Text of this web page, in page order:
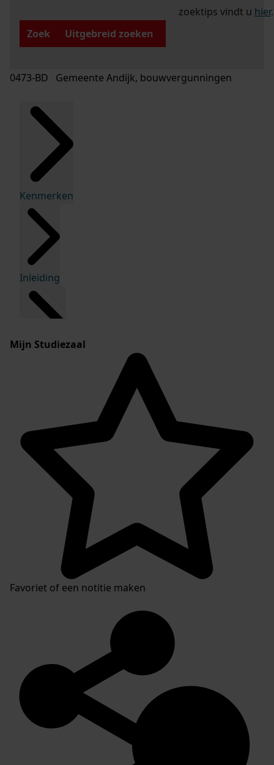
zoektips vindt u hier.
Zoek
Uitgebreid zoeken
0473-BD Gemeente Andijk, bouwvergunningen
Kenmerken
Inleiding
Mijn Studiezaal
Favoriet of een notitie maken